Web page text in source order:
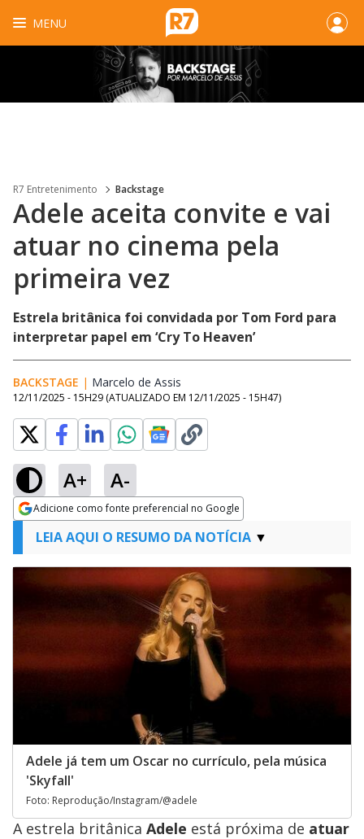
MENU
R7 Entretenimento Backstage
Adele aceita convite e vai
atuar no cinema pela
primeira vez
Estrela britânica foi convidada por Tom Ford para
interpretar papel em ‘Cry To Heaven’
BACKSTAGE | Marcelo de Assis
12/11/2025 - 15H29 (ATUALIZADO EM 12/11/2025 - 15H47)
A+ A-
Adicione como fonte preferencial no Google
Opens in new window
LEIA AQUI O RESUMO DA NOTÍCIA
Adele já tem um Oscar no currículo, pela música
'Skyfall'
Foto: Reprodução/Instagram/@adele
A estrela britânica Adele está próxima de atuar